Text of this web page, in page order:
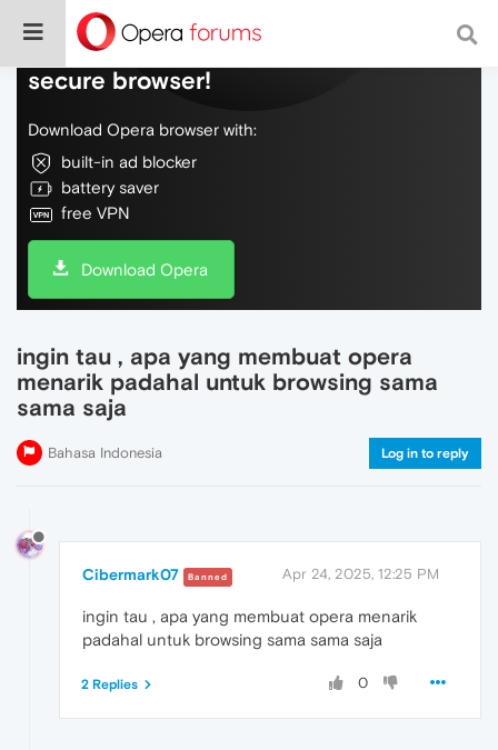
Do more on the web, with a fast and
secure browser!
Download Opera browser with:
built-in ad blocker
battery saver
free VPN
Download Opera
ingin tau , apa yang membuat opera
menarik padahal untuk browsing sama
sama saja
Bahasa Indonesia Log in to reply
Cibermark07 Banned Apr 24, 2025, 12:25 PM
ingin tau , apa yang membuat opera menarik
padahal untuk browsing sama sama saja
0
2 Replies